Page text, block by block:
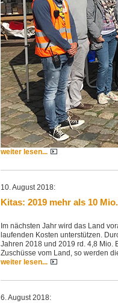
weiter lesen...
10. August 2018:
Kitas: 2019 mehr als 10
Im nächsten Jahr wird das Land
laufenden Kosten unterstützen.
Jahren 2018 und 2019 rd. 4,8 Mio.
Zuschüsse vom Land, so werden
weiter lesen...
6. August 2018: